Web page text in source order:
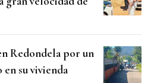
Redondela por un
su vivienda